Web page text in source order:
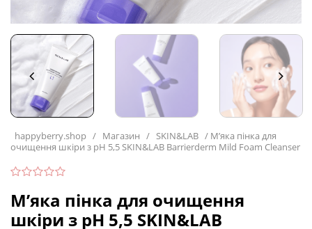
happyberry.shop / Магазин / SKIN&LAB / М’яка пінка для
очищення шкіри з рН 5,5 SKIN&LAB Barrierderm Mild Foam Cleanser
М’яка пінка для очищення
шкіри з рН 5,5 SKIN&LAB